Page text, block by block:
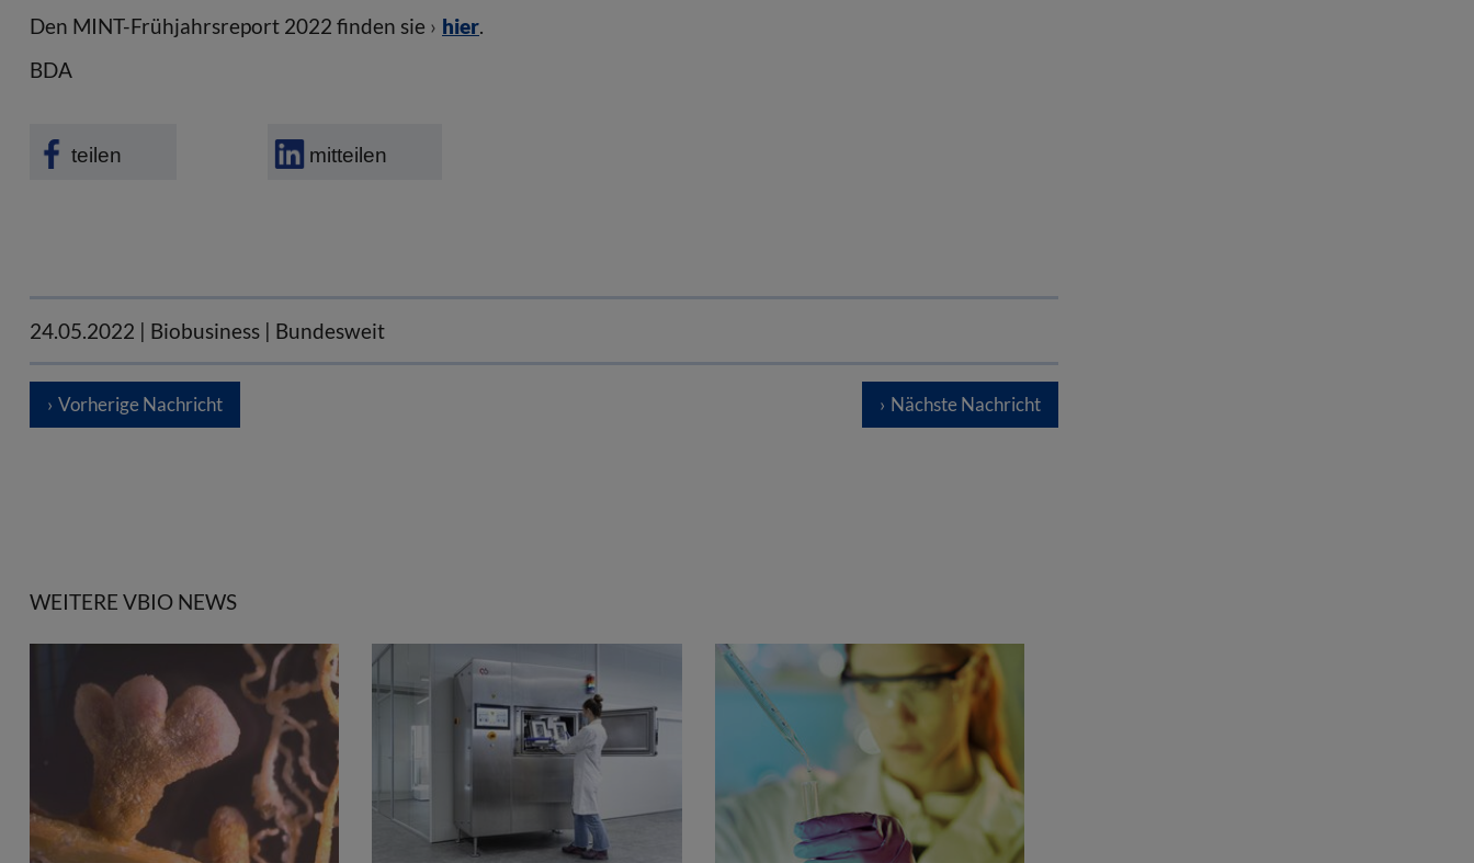
Den MINT-Frühjahrsreport 2022 finden sie
hier
BDA
teilen mitteilen
24.05.2022 | Biobusiness | Bundesweit
Vorherige Nachricht Nächste Nachricht
WEITERE VBIO NEWS